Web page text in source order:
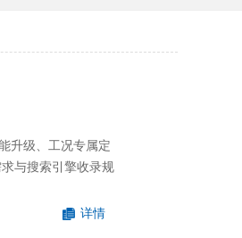
升级、工况专属定
与搜索引擎收录规
详情